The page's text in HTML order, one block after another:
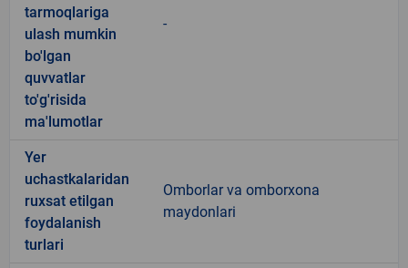
tarmoqlariga
ulash mumkin
bo'lgan
quvvatlar
to'g'risida
ma'lumotlar
-
Yer
uchastkalaridan
ruxsat etilgan
foydalanish
turlari
Omborlar va omborxona
maydonlari